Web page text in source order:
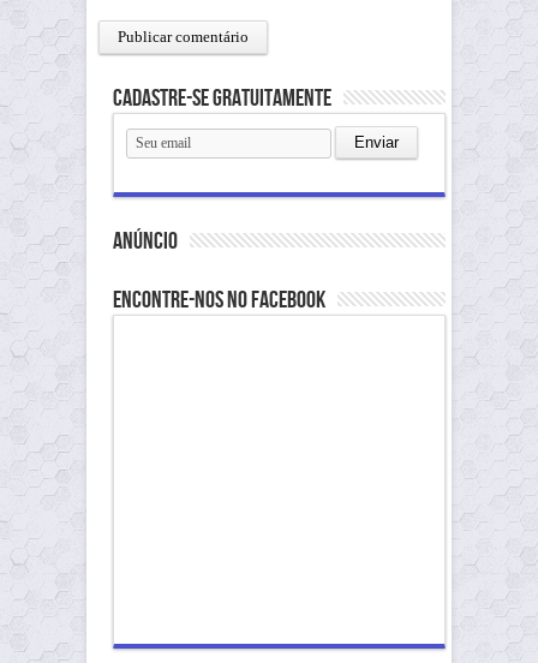
Cadastre-se gratuitamente
anúncio
Encontre-nos no Facebook